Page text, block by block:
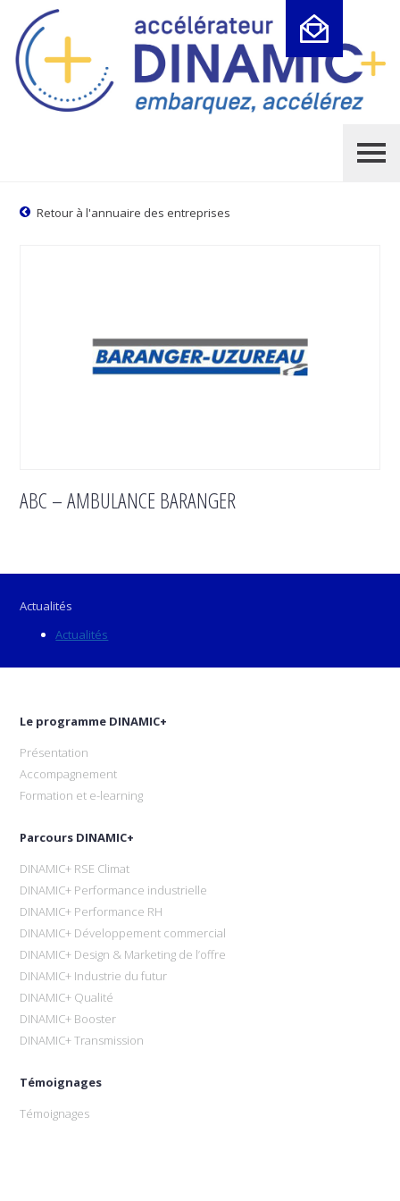
Retour à l'annuaire des entreprises
ABC – AMBULANCE BARANGER
Actualités
Actualités
Le programme DINAMIC+
Présentation
Accompagnement
Formation et e-learning
Parcours DINAMIC+
DINAMIC+ RSE Climat
DINAMIC+ Performance industrielle
DINAMIC+ Performance RH
DINAMIC+ Développement commercial
DINAMIC+ Design & Marketing de l’offre
DINAMIC+ Industrie du futur
DINAMIC+ Qualité
DINAMIC+ Booster
DINAMIC+ Transmission
Témoignages
Témoignages
Cookies management panel